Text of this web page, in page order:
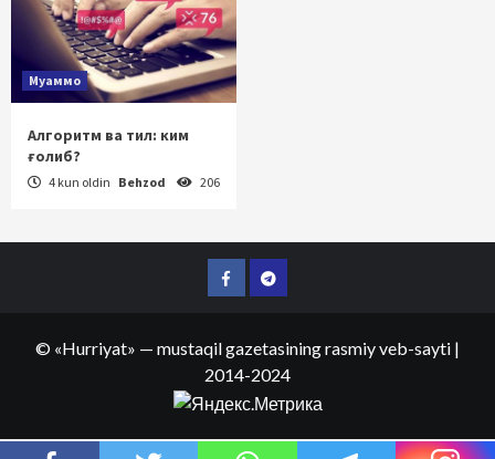
Муаммо
Алгоритм ва тил: ким
ғолиб?
4 kun oldin Behzod 206
FacebookTelegram
© «Hurriyat» — mustaqil gazetasining rasmiy veb-sayti |
2014-2024